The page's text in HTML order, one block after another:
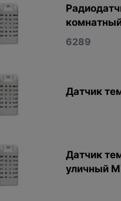
6289
Датчик
Датчик
уличный